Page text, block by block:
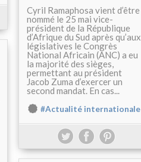
Cyril Ramaphosa vient d’être
nommé le 25 mai vice-
président de la République
d’Afrique du Sud après qu’aux
législatives le Congrès
National Africain (ANC) a eu
la majorité des sièges,
permettant au président
Jacob Zuma d’exercer un
second mandat. En cas...
#Actualité internationale